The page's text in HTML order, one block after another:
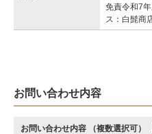
免責令和7
ス：白髭商
お問い合わせ内容
お問い合わせ内容 （複数選択可）